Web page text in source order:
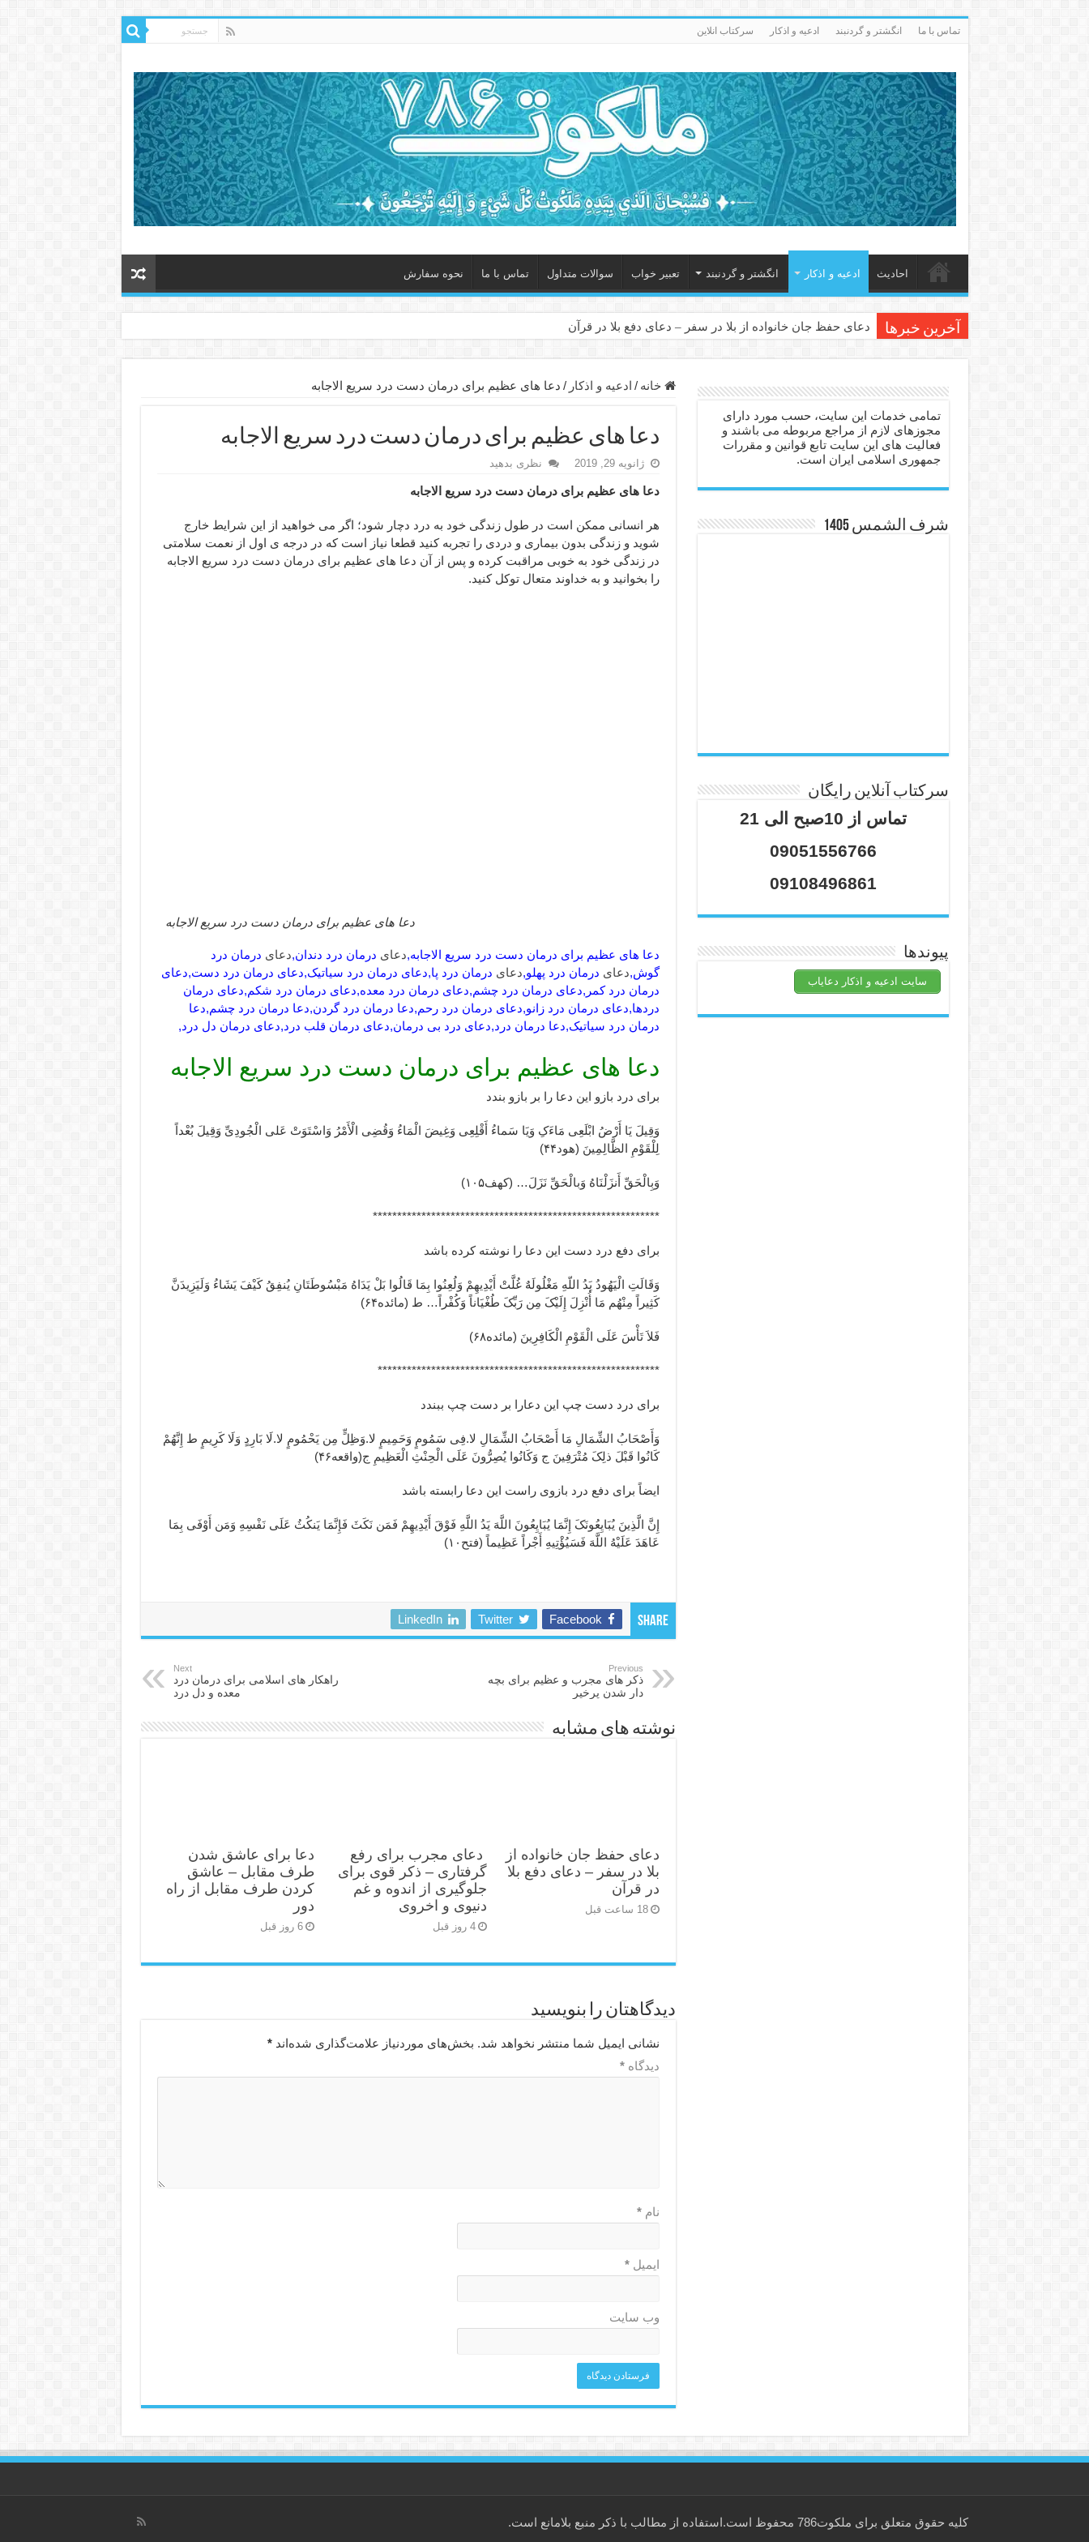
تماس با ما انگشتر و گردنبند ادعيه و اذكار سرکتاب انلاین
احاديث ادعيه و اذكار انگشتر و گردنبند تعبیر خواب سوالات متداول تماس با ما نحوه سفارش
آخرین خبرها دعای حفظ جان خانواده از بلا در سفر – دعای دفع بلا در قرآن
دعا برای عاشق شدن طرف مقابل – عاشق کردن طرف مقابل از راه دور
دعای حفظ جان عزیزان از بلا در سفر – دعا برای رفع حوادث بد روزانه
انواع ذکرهای الهی و خواص آن – مجرب ترین ذکرها برای برآوردن حاجات
دعای روزی و رفع فقر – دعای مجرب برای گشایش مالی و برکت در کار
دعای قوی برای حاجات دنیا و آخرت – حاجت روایی و رفع مشکلات
ختم سوره تکاثر برای جذب ثروت – خواص و برکات سوره تکاثر
دعا قدرت و توانمندی – دعا برای افزایش انرژی بدن و قدرت بازو
دعای ابودردا برای در امان ماندن از بلا – دعای ایمنی از سوختن
خانه / ادعيه و اذكار / دعا های عظیم برای درمان دست درد سریع الاجابه
دعا های عظیم برای درمان دست درد سریع الاجابه
ژانویه 29, 2019 نظری بدهید
دعا های عظیم برای درمان دست درد سریع الاجابه
هر انسانی ممکن است در طول زندگی خود به درد دچار شود؛ اگر می خواهید از این شرایط خارج
شوید و زندگی بدون بیماری و دردی را تجربه کنید قطعا نیاز است که در درجه ی اول از نعمت سلامتی
در زندگی خود به خوبی مراقبت کرده و پس از آن دعا های عظیم برای درمان دست درد سریع الاجابه
را بخوانید و به خداوند متعال توکل کنید.
دعا های عظیم برای درمان دست درد سریع الاجابه
دعا های عظیم برای درمان دست درد سریع الاجابه,دعای درمان درد دندان,دعای درمان درد
گوش,دعای درمان درد پهلو,دعای درمان درد پا,دعای درمان درد سیاتیک,دعای درمان درد دست,دعای
درمان درد کمر,دعای درمان درد چشم,دعای درمان درد معده,دعای درمان درد شکم,دعای درمان
دردها,دعای درمان درد زانو,دعای درمان درد رحم,دعا درمان درد گردن,دعا درمان درد چشم,دعا
درمان درد سیاتیک,دعا درمان درد,دعای درد بی درمان,دعای درمان قلب درد,دعای درمان دل درد,
دعا های عظیم برای درمان دست درد سریع الاجابه
برای درد بازو این دعا را بر بازو بندد
وَقِیلَ یَا أَرْضُ ابْلَعِی مَاءَکِ وَیَا سَماءُ أَقْلِعِی وَغِیضَ الْمَاءُ وَقُضِی الْأَمْرُ وَاسْتَوَتْ عَلى الْجُودِیِّ وَقِیلَ بُعْداً
لِلْقَوْمِ الظَّالِمِینَ (هود۴۴)
وَبِالْحَقِّ أَنزَلْنَاهُ وَبالْحَقِّ نَزَلَ… (کهف۱۰۵)
***********************************************************
برای دفع درد دست این دعا را نوشته کرده باشد
وَقَالَتِ الْیَهُودُ یَدُ اللّهِ مَغْلُولَهٌ غُلَّتْ أَیْدِیهِمْ وَلُعِنُوا بِمَا قَالُوا بَلْ یَدَاهُ مَبْسُوطَتَانِ یُنفِقُ کَیْفَ یَشَاءُ وَلَیَزِیدَنَّ
کَثِیراً مِنْهُم مَا أُنْزِلَ إِلَیْکَ مِن رَبِّکَ طُغْیَاناً وَکُفْراً… ط (مائده۶۴)
فَلاَ تَأْسَ عَلَى الْقَوْمِ الْکَافِرِینَ (مائده۶۸)
**********************************************************
برای درد دست چپ این دعارا بر دست چپ ببندد
وَأَصْحَابُ الشِّمَالِ مَا أَصْحَابُ الشِّمَالِ لا.فِی سَمُومٍ وَحَمِیمٍ لا.وَظِلٍّ مِن یَحْمُومٍ لا.لَا بَارِدٍ وَلَا کَرِیمٍ ط إِنَّهُمْ
کَانُوا قَبْلَ ذلِکَ مُتْرَفِینَ ج وَکَانُوا یُصِرُّونَ عَلَى الْحِنْثِ الْعَظِیمِ ج(واقعه۴۶)
ایضاً برای دفع درد بازوی راست این دعا رابسته باشد
إِنَّ الَّذِینَ یُبَایِعُونَکَ إِنَّمَا یُبَایِعُونَ اللَّهَ یَدُ اللَّهِ فَوْقَ أَیْدِیهِمْ فَمَن نَکَثَ فَإِنَّمَا یَنکُثُ عَلَى‏ نَفْسِهِ وَمَن أَوْفَى‏ بِمَا
عَاهَدَ عَلَیْهُ اللَّهَ فَسَیُؤْتِیهِ أَجْراً عَظِیماً (فتح۱۰)
Share
Facebook
Twitter
LinkedIn
Previous
ذکر های مجرب و عظیم برای بچه
دار شدن پرخیر
Next
راهکار های اسلامی برای درمان درد
معده و دل درد
نوشته های مشابه
دعای حفظ جان خانواده از
بلا در سفر – دعای دفع بلا
در قرآن
18 ساعت قبل
دعای مجرب برای رفع
گرفتاری – ذکر قوی برای
جلوگیری از اندوه و غم
دنیوی و اخروی
4 روز قبل
دعا برای عاشق شدن
طرف مقابل – عاشق
کردن طرف مقابل از راه
دور
6 روز قبل
دیدگاهتان را بنویسید
نشانی ایمیل شما منتشر نخواهد شد. بخش‌های موردنیاز علامت‌گذاری شده‌اند*
دیدگاه*
نام*
ایمیل*
وب‌ سایت
تمامی خدمات این سایت، حسب مورد دارای
مجوزهای لازم از مراجع مربوطه می باشند و
فعالیت های این سایت تابع قوانین و مقررات
جمهوری اسلامی ایران است.
شرف الشمس 1405
سرکتاب آنلاین رایگان
تماس از 10صبح الی 21
09051556766
09108496861
پیوندها
سایت ادعیه و اذکار دعایاب
کلیه حقوق متعلق برای ملکوت786 محفوظ است.استفاده از مطالب با ذکر منبع بلامانع است.